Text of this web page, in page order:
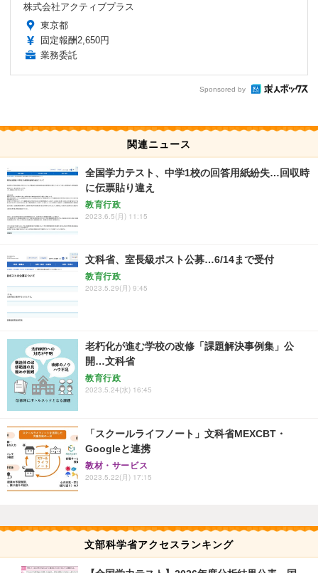
株式会社アクティブプラス
東京都
固定報酬2,650円
業務委託
Sponsored by
関連ニュース
全国学力テスト、中学1校の回答用紙紛失…回収時
に伝票貼り違え
教育行政
2023.6.5(月) 11:15
文科省、室長級ポスト公募…6/14まで受付
教育行政
2023.5.29(月) 9:45
老朽化が進む学校の改修「課題解決事例集」公
開…文科省
教育行政
2023.5.24(水) 16:45
「スクールライフノート」文科省MEXCBT・
Googleと連携
教材・サービス
2023.5.22(月) 17:15
文部科学省アクセスランキング